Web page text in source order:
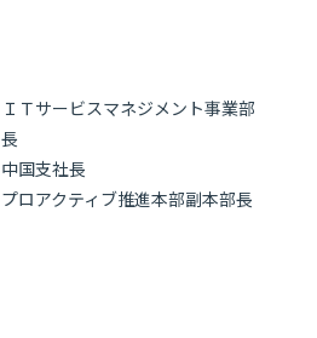
ＩＴサービスマネジメント事業部
長
中国支社長
プロアクティブ推進本部副本部長